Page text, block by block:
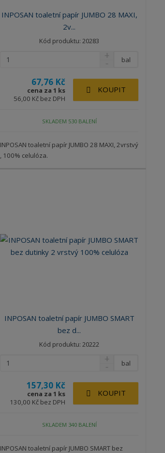
INPOSAN toaletní papír JUMBO 28 MAXI,
2v...
Kód produktu: 20283
67,76 Kč
cena za 1 ks
56,00 Kč bez DPH
bal
KOUPIT
SKLADEM 530 BALENÍ
INPOSAN toaletní papír JUMBO 28 MAXI, 2vrstvý
, 100% celulóza.
INPOSAN toaletní papír JUMBO SMART
bez d...
Kód produktu: 20222
157,30 Kč
cena za 1 ks
130,00 Kč bez DPH
bal
KOUPIT
SKLADEM 340 BALENÍ
INPOSAN toaletní papír JUMBO SMART bez